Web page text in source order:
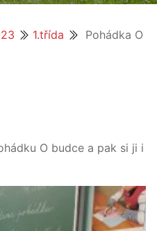
1.třída
Pohádka O
O budce a pak si ji i